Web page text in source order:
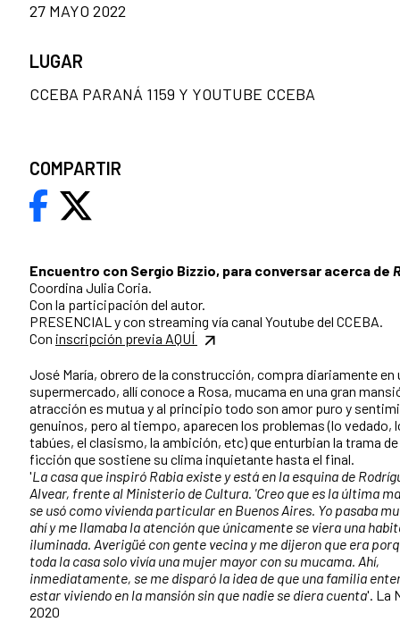
Encuentro con Sergio Bizzio, para conversar acerca de
Coordina Julia Coria.
Con la participación del autor.
PRESENCIAL y con streaming vía canal Youtube del CCEBA.
Con inscripción previa AQUÍ
José María, obrero de la construcción, compra diariamente en
supermercado, allí conoce a Rosa, mucama en una gran
atracción es mutua y al principio todo son amor puro y
genuinos, pero al tiempo, aparecen los problemas (lo vedado,
tabúes, el clasismo, la ambición, etc) que enturbian la trama
ficción que sostiene su clima inquietante hasta el final.
'La casa que inspiró Rabia existe y está en la esquina de
Alvear, frente al Ministerio de Cultura. 'Creo que es la última
se usó como vivienda particular en Buenos Aires. Yo pasaba
ahí y me llamaba la atención que únicamente se viera una
iluminada. Averigüé con gente vecina y me dijeron que era
toda la casa solo vivía una mujer mayor con su mucama. Ahí,
inmediatamente, se me disparó la idea de que una familia
estar viviendo en la mansión sin que nadie se diera cuenta'. La
2020
27 MAYO 2022
LUGAR
CCEBA PARANÁ 1159 Y YOUTUBE CCEBA
COMPARTIR